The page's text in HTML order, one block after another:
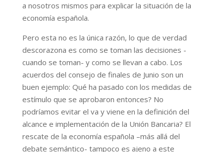
a nosotros mismos para explicar la situación de la
economía española.
Pero esta no es la única razón, lo que de verdad
descorazona es como se toman las decisiones -
cuando se toman- y como se llevan a cabo. Los
acuerdos del consejo de finales de Junio son un
buen ejemplo: Qué ha pasado con los medidas de
estímulo que se aprobaron entonces? No
podríamos evitar el va y viene en la definición del
alcance e implementación de la Unión Bancaria? El
rescate de la economía española –más allá del
debate semántico- tampoco es ajeno a este